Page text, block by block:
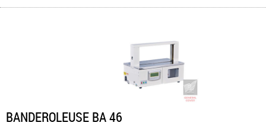
BANDEROLEUSE BA 46